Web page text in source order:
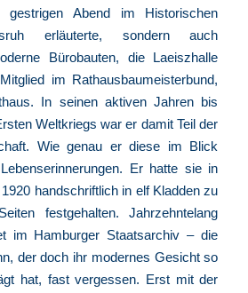
Abend im Historischen
erläuterte, sondern auch
Bürobauten, die Laeiszhalle
im Rathausbaumeisterbund,
In seinen aktiven Jahren bis
Weltkriegs war er damit Teil der
Wie genau er diese im Blick
Er hatte sie in
handschriftlich in elf Kladden zu
festgehalten. Jahrzehntelang
im Hamburger Staatsarchiv – die
der doch ihr modernes Gesicht so
hat, fast vergessen. Erst mit der